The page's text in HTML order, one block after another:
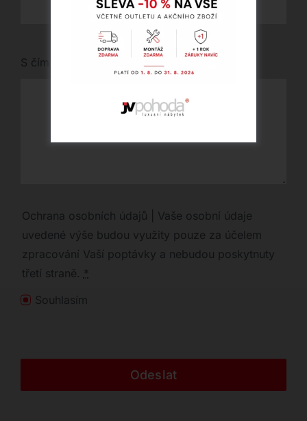
S čím vám můžeme pomoci?
Ochrana osobních údajů | Vaše osobní údaje
uvedené výše budou využity pouze za účelem
zpracování Vaší poptávky a nebudou poskytnuty
třetí straně. *
Souhlasím
Odeslat